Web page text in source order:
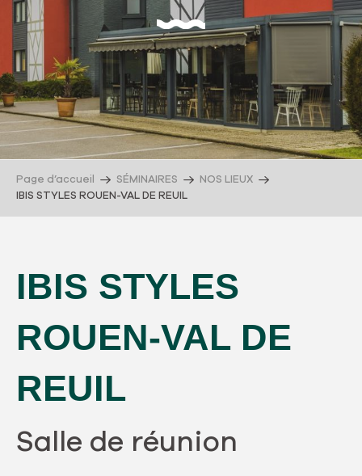
Page d’accueil SÉMINAIRES
NOS LIEUX
IBIS STYLES ROUEN-VAL DE REUIL
IBIS STYLES
ROUEN-VAL DE
REUIL
Salle de réunion